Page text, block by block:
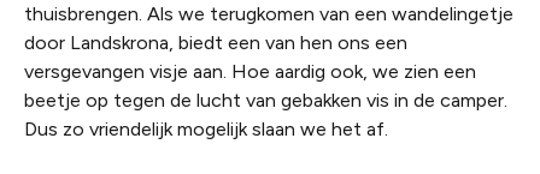
thuisbrengen. Als we terugkomen van een wandelingetje
door Landskrona, biedt een van hen ons een
versgevangen visje aan. Hoe aardig ook, we zien een
beetje op tegen de lucht van gebakken vis in de camper.
Dus zo vriendelijk mogelijk slaan we het af.